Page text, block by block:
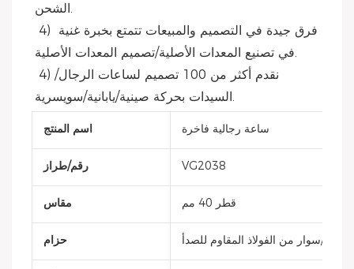
الشحن.
في تصنيع المعدات الأصلية/تصميم المعدات الأصلية.
السيدات بحركة صينية/يابانية/سويسرية.
اسم المنتج ساعة رجالية فاخرة
رقم/طراز VG2038
مقاس قطر 40 مم
حزام سوار من الفولاذ المقاوم للصدأ